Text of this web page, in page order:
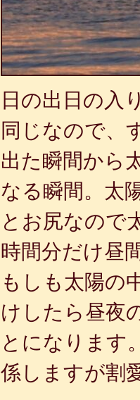
日の出日の入
同じなので、
出た瞬間から
なる瞬間。太
とお尻なので
時間分だけ昼
もしも太陽の
けしたら昼夜
とになります
係しますが割